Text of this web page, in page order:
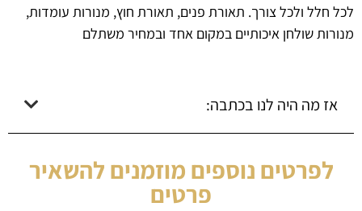
לכל חלל ולכל צורך. תאורת פנים, תאורת חוץ, מנורות עומדות,
מנורות שולחן איכותיים במקום אחד ובמחיר משתלם
אז מה היה לנו בכתבה:
לפרטים נוספים מוזמנים להשאיר
פרטים